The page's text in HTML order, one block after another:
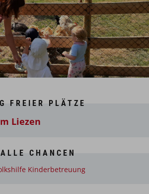
FREIER PLÄTZE
Liezen
CHANCEN
Kinderbetreuung